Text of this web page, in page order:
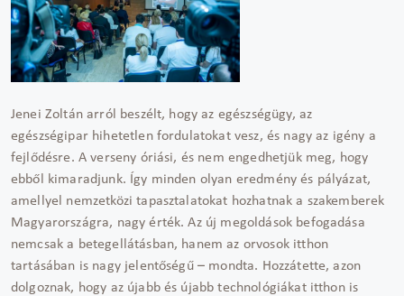
Jenei Zoltán arról beszélt, hogy az egészségügy, az
egészségipar hihetetlen fordulatokat vesz, és nagy az igény a
fejlődésre. A verseny óriási, és nem engedhetjük meg, hogy
ebből kimaradjunk. Így minden olyan eredmény és pályázat,
amellyel nemzetközi tapasztalatokat hozhatnak a szakemberek
Magyarországra, nagy érték. Az új megoldások befogadása
nemcsak a betegellátásban, hanem az orvosok itthon
tartásában is nagy jelentőségű – mondta. Hozzátette, azon
dolgoznak, hogy az újabb és újabb technológiákat itthon is